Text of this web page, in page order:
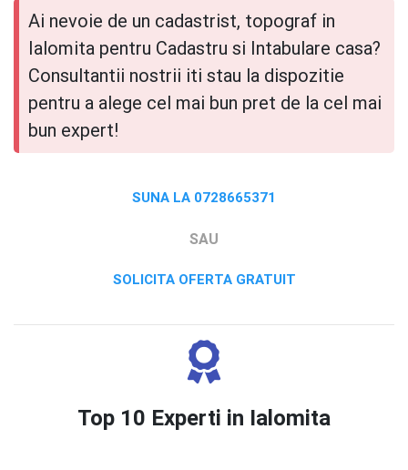
Ai nevoie de un cadastrist, topograf in
Ialomita pentru Cadastru si Intabulare casa?
Consultantii nostrii iti stau la dispozitie
pentru a alege cel mai bun pret de la cel mai
bun expert!
SUNA LA 0728665371
SAU
SOLICITA OFERTA GRATUIT
Top 10 Experti in Ialomita